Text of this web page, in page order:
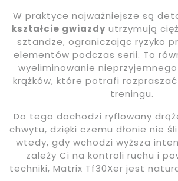
W praktyce najważniejsze są
kształcie gwiazdy utrzymują
sztandze, ograniczając ryzyko
elementów podczas serii. To
wyeliminowanie
krążków, które potrafi
treningu.
Do tego dochodzi ryflowany
chwytu, dzięki czemu dłonie nie
wtedy, gdy wchodzi wyższa
zależy Ci na kontroli ruchu i
techniki, Matrix Tf30Xer jest